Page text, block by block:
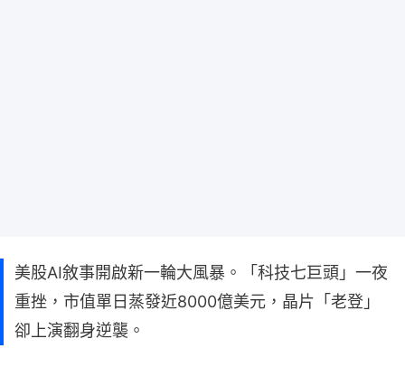
美股AI敘事開啟新一輪大風暴。「科技七巨頭」一夜
重挫，市值單日蒸發近8000億美元，晶片「老登」
卻上演翻身逆襲。